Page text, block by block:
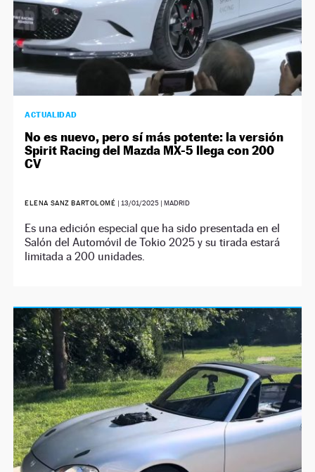
ACTUALIDAD
No es nuevo, pero sí más potente: la versión
Spirit Racing del Mazda MX-5 llega con 200
CV
ELENA SANZ BARTOLOMÉ | 13/01/2025| MADRID
Es una edición especial que ha sido presentada en el
Salón del Automóvil de Tokio 2025 y su tirada estará
limitada a 200 unidades.